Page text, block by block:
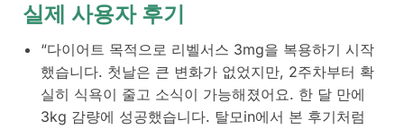
실제 사용자 후기
“다이어트 목적으로 리벨서스 3mg을 복용하기 시작
했습니다. 첫날은 큰 변화가 없었지만, 2주차부터 확
실히 식욕이 줄고 소식이 가능해졌어요. 한 달 만에
3kg 감량에 성공했습니다. 탈모in에서 본 후기처럼